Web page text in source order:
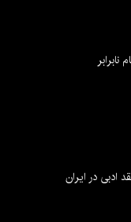
نابرابر
ادبی در ایران